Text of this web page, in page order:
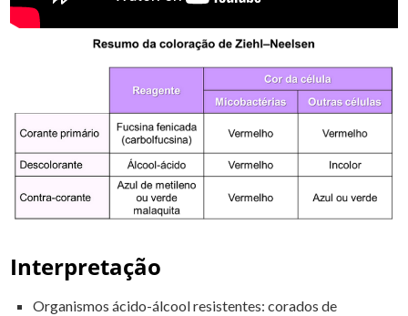
Interpretação
Organismos ácido-álcool resistentes: corados de